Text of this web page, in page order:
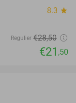
8.3 star
Regulier €28,50
€21 ,50